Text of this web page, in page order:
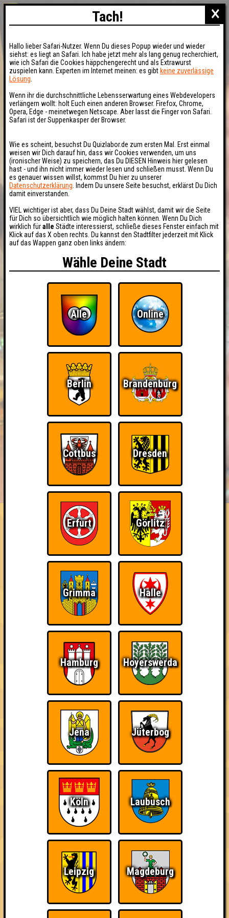
HIGHSCORE
FAQ ÜBER UNS
QUIZLABOR Erfurt #10
New Quiz - New Me · 20.01.2026 · Kickerkeller
Punkte Angemeldete Teams
1. Sherlock Homies
16 50
2. Quizschutzfaktor 50
17 16 48
2. Die Kognitiven Kollateralschäden
14 48
×
Tach!
Hallo lieber Safari-Nutzer. Wenn Du dieses Popup wieder und wieder
siehst: es liegt an Safari. Ich habe jetzt mehr als lang genug recherchiert,
wie ich Safari die Cookies häppchengerecht und als Extrawurst
zuspielen kann. Experten im Internet meinen: es gibt keine zuverlässige
Lösung
Wenn ihr die durchschnittliche Lebensserwartung eines Webdevelopers
verlängern wollt: holt Euch einen anderen Browser. Firefox, Chrome,
Opera, Edge - meinetwegen Netscape. Aber lasst die Finger von Safari.
Safari ist der Suppenkasper der Browser.
Wie es scheint, besuchst Du Quizlabor.de zum ersten Mal. Erst einmal
weisen wir Dich darauf hin, dass wir Cookies verwenden, um uns
(ironischer Weise) zu speichern, das Du DIESEN Hinweis hier gelesen
hast - und ihn nicht immer wieder lesen und schließen musst. Wenn Du
es genauer wissen willst, kommst Du hier zu unserer
Datenschutzerklärung . Indem Du unsere Seite besuchst, erklärst Du Dich
damit einverstanden.
VIEL wichtiger ist aber, dass Du Deine Stadt wählst, damit wir die Seite
für Dich so übersichtlich wie möglich halten können. Wenn Du Dich
wirklich füralle Städte interessierst, schließe dieses Fenster einfach mit
Klick auf das X oben rechts. Du kannst den Stadtfilter jederzeit mit Klick
auf das Wappen ganz oben links ändern:
Wähle Deine Stadt
Alle Online
Berlin Brandenburg
Cottbus Dresden
Erfurt Görlitz
Grimma Halle
Hamburg Hoyerswerda
Jena Jüterbog
Köln Laubusch
Leipzig Magdeburg